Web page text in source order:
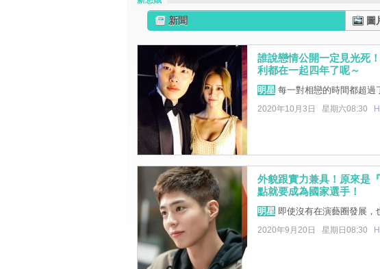
新聞 圖
誰說戀情公開一定見光死
利都在一起四年了呢～
明星每一對相戀的時間都超過
2020年10月3日 星期六08:30
外貌跟實力兼具！原來是
點就要成為國家選手！
明星即使沒有在演藝圈發展，
2020年9月20日 星期日08:30